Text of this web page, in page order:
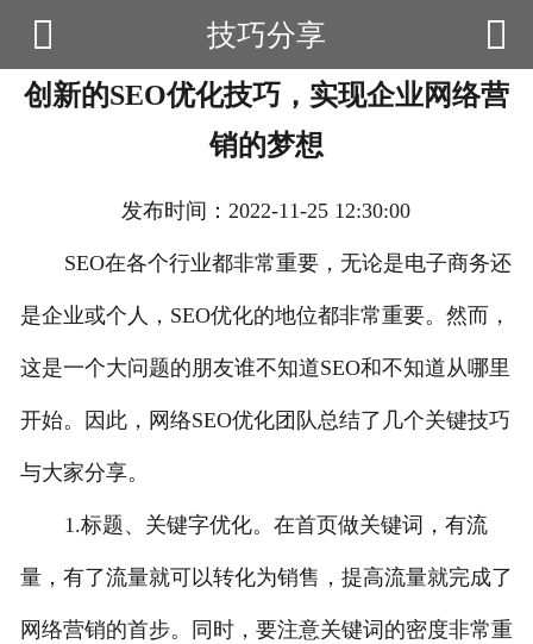
云产品
数据云监控
应用场景
优帮资讯
 技巧分享 
创新的SEO优化技巧，实现企业网络营
销的梦想
发布时间：2022-11-25 12:30:00
SEO在各个行业都非常重要，无论是电子商务还
是企业或个人，SEO优化的地位都非常重要。然而，
这是一个大问题的朋友谁不知道SEO和不知道从哪里
开始。因此，网络SEO优化团队总结了几个关键技巧
与大家分享。
1.标题、关键字优化。在首页做关键词，有流
量，有了流量就可以转化为销售，提高流量就完成了
网络营销的首步。同时，要注意关键词的密度非常重